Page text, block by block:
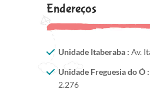
Endereços
Unidade Itaberaba : Av.
Unidade Freguesia do Ó :
2.276